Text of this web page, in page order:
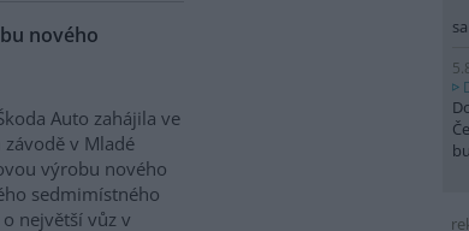
nového
Auto zahájila ve
v Mladé
výrobu nového
sedmimístného
o největší vůz v